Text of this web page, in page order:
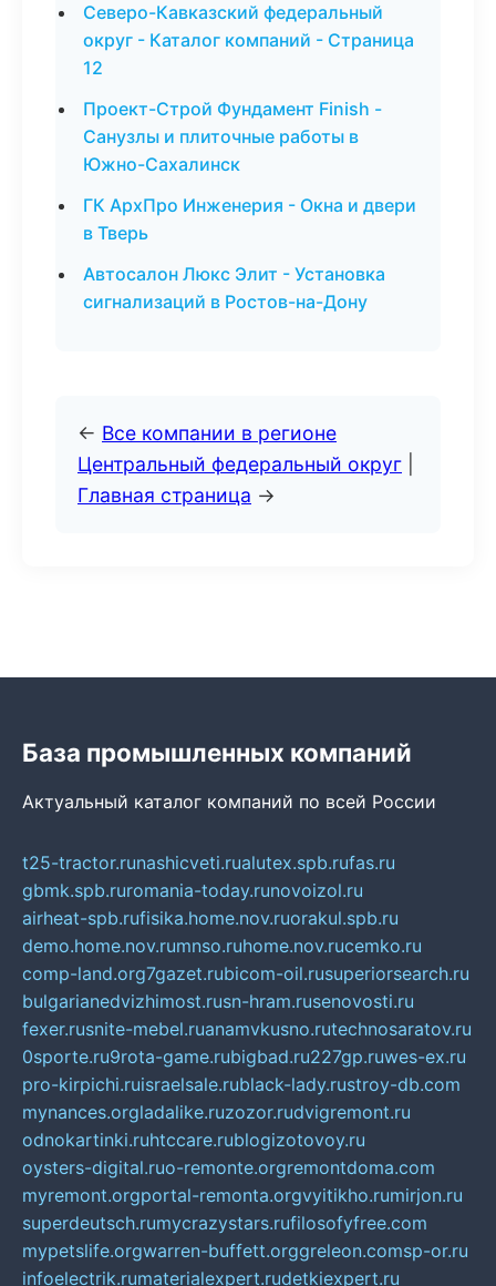
Северо-Кавказский федеральный
округ - Каталог компаний - Страница
12
Проект-Строй Фундамент Finish -
Санузлы и плиточные работы в
Южно-Сахалинск
ГК АрхПро Инженерия - Окна и двери
в Тверь
Автосалон Люкс Элит - Установка
сигнализаций в Ростов-на-Дону
← Все компании в регионе
Центральный федеральный округ
Главная страница →
База промышленных компаний
Актуальный каталог компаний по всей России
t25-tractor.runashicveti.rualutex.spb.rufas.ru
gbmk.spb.ruromania-today.runovoizol.ru
airheat-spb.rufisika.home.nov.ruorakul.spb.ru
demo.home.nov.rumnso.ruhome.nov.rucemko.ru
comp-land.org7gazet.rubicom-oil.rusuperiorsearch.ru
bulgarianedvizhimost.rusn-hram.rusenovosti.ru
fexer.rusnite-mebel.ruanamvkusno.rutechnosaratov.ru
0sporte.ru9rota-game.rubigbad.ru227gp.ruwes-ex.ru
pro-kirpichi.ruisraelsale.rublack-lady.rustroy-db.com
mynances.orgladalike.ruzozor.rudvigremont.ru
odnokartinki.ruhtccare.rublogizotovoy.ru
oysters-digital.ruo-remonte.orgremontdoma.com
myremont.orgportal-remonta.orgvyitikho.rumirjon.ru
superdeutsch.rumycrazystars.rufilosofyfree.com
mypetslife.orgwarren-buffett.orggreleon.comsp-or.ru
infoelectrik.rumaterialexpert.rudetkiexpert.ru